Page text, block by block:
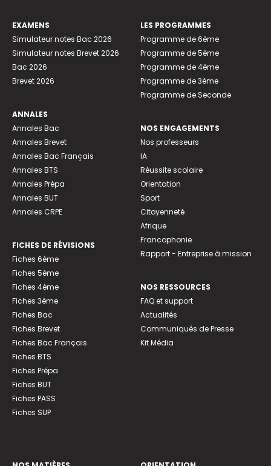
EXAMENS
Simulateur notes Bac 2026
Simulateur notes Brevet 2026
Bac 2026
Brevet 2026
ANNALES
Annales Bac
Annales Brevet
Annales Bac Français
Annales BTS
Annales Prépa
Annales BUT
Annales CRPE
FICHES DE RÉVISIONS
Fiches 6ème
Fiches 5ème
Fiches 4ème
Fiches 3ème
Fiches Bac
Fiches Brevet
Fiches Bac Français
Fiches BTS
Fiches Prépa
Fiches BUT
Fiches PASS
Fiches SUP
LES PROGRAMMES
Programme de 6ème
Programme de 5ème
Programme de 4ème
Programme de 3ème
Programme de Seconde
NOS ENGAGEMENTS
Nos professeurs
IA
Réussite scolaire
Orientation
Sport
Citoyenneté
Afrique
Francophonie
Rapport - Entreprise à mission
NOS RESSOURCES
FAQ et support
Actualités
Communiqués de Presse
Kit Média